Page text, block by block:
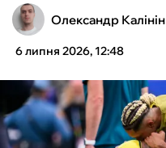
ТЕНІС
КІБЕРСПОРТ
ЧС-2026
Олександр Калінін
6 липня 2026, 12:48